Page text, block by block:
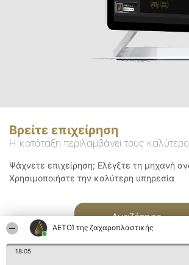
ΑΕΤΟΊ της ζαχαροπλαστικής
18:05
Βρείτε επιχείρηση
Η κατάταξη περιλαμβάνει τους
Ψάχνετε επιχείρηση; Ελέγξτε τη μηχανή
Χρησιμοποιήστε την καλύτερη υπηρεσία
Αναζήτηση